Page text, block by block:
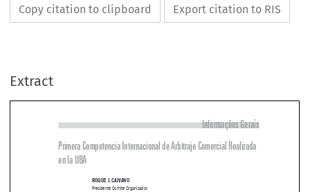
Copy citation to clipboard Export citation to RIS
Extract


 


Primera Competencia Internacional de Arbitraje Comercial Realizada
en la U  BA
ROQUE J. CAIVANO